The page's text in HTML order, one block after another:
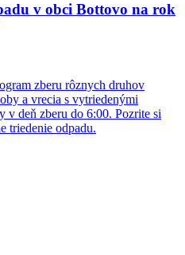
v obci Bottovo na rok
zberu rôznych druhov
a vrecia s vytriedenými
deň zberu do 6:00. Pozrite si
triedenie odpadu.